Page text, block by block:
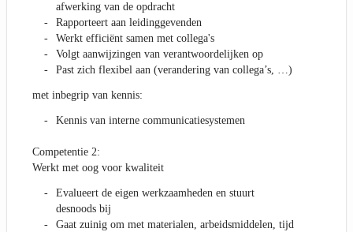
afwerking van de opdracht
Rapporteert aan leidinggevenden
Werkt efficiënt samen met collega's
Volgt aanwijzingen van verantwoordelijken op
Past zich flexibel aan (verandering van collega’s, …)
met inbegrip van kennis:
Kennis van interne communicatiesystemen
Competentie 2:
Werkt met oog voor kwaliteit
Evalueert de eigen werkzaamheden en stuurt
desnoods bij
Gaat zuinig om met materialen, arbeidsmiddelen, tijd